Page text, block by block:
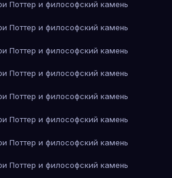
Поттер и философский камень
Поттер и философский камень
Поттер и философский камень
Поттер и философский камень
Поттер и философский камень
Поттер и философский камень
Поттер и философский камень
Поттер и философский камень